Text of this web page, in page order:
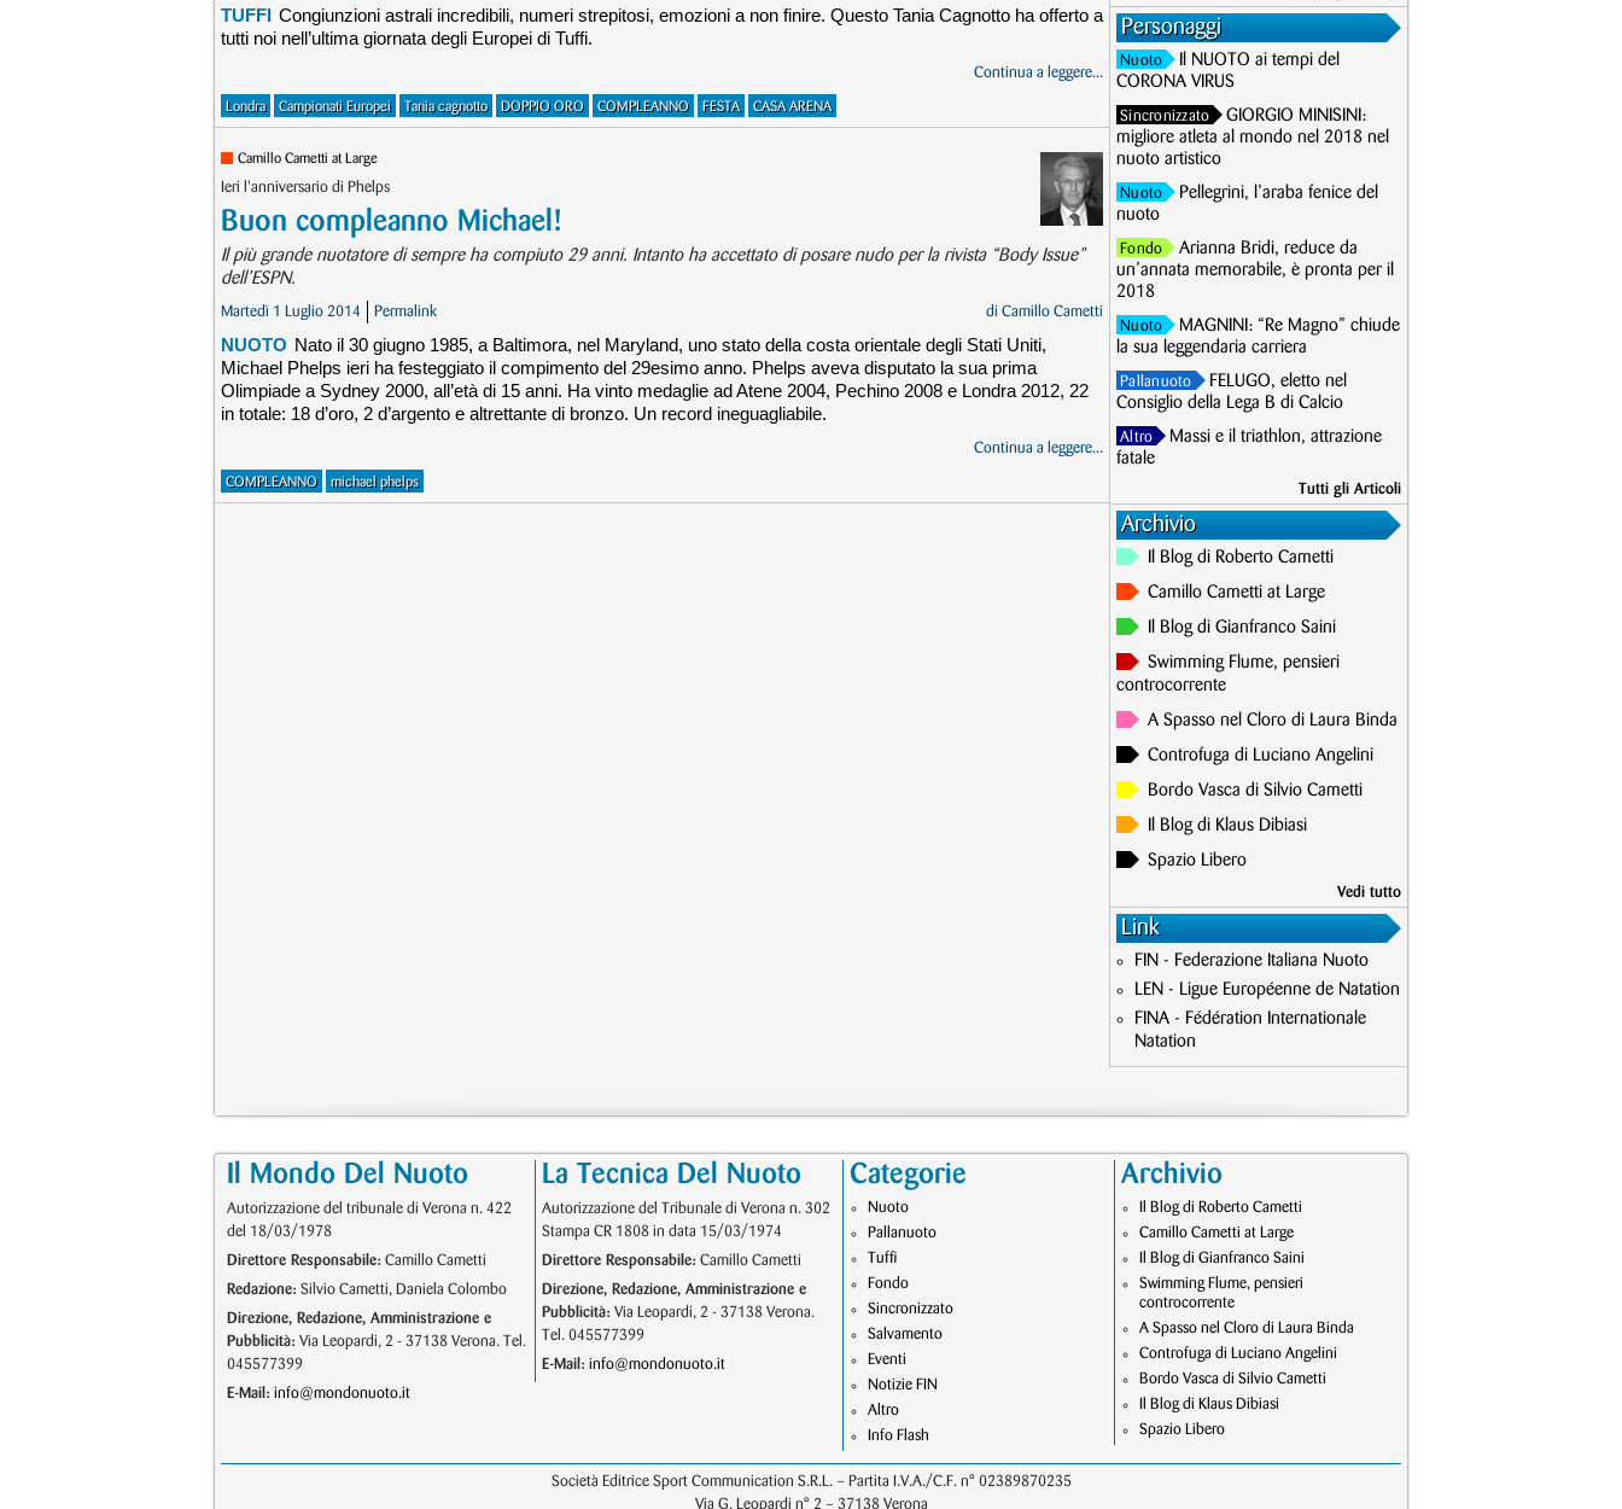
TUFFI Congiunzioni astrali incredibili, numeri strepitosi, emozioni a non finire. Questo Tania Cagnotto ha offerto a
tutti noi nell’ultima giornata degli Europei di Tuffi.
Continua a leggere...
Londra Campionati Europei Tania cagnotto DOPPIO ORO COMPLEANNO FESTA CASA ARENA
Camillo Cametti at Large
Ieri l'anniversario di Phelps
Buon compleanno Michael!
Il più grande nuotatore di sempre ha compiuto 29 anni. Intanto ha accettato di posare nudo per la rivista “Body Issue”
dell’ESPN.
Martedì 1 Luglio 2014 Permalink di Camillo Cametti
NUOTO Nato il 30 giugno 1985, a Baltimora, nel Maryland, uno stato della costa orientale degli Stati Uniti,
Michael Phelps ieri ha festeggiato il compimento del 29esimo anno. Phelps aveva disputato la sua prima
Olimpiade a Sydney 2000, all’età di 15 anni. Ha vinto medaglie ad Atene 2004, Pechino 2008 e Londra 2012, 22
in totale: 18 d’oro, 2 d’argento e altrettante di bronzo. Un record ineguagliabile.
Continua a leggere...
COMPLEANNO michael phelps
Personaggi
Nuoto
Il NUOTO ai tempi del
CORONA VIRUS
Sincronizzato
GIORGIO MINISINI:
migliore atleta al mondo nel 2018 nel
nuoto artistico
Nuoto
Pellegrini, l’araba fenice del
nuoto
Fondo
Arianna Bridi, reduce da
un’annata memorabile, è pronta per il
2018
Nuoto
MAGNINI: “Re Magno” chiude
la sua leggendaria carriera
Pallanuoto
FELUGO, eletto nel
Consiglio della Lega B di Calcio
Altro
Massi e il triathlon, attrazione
fatale
Tutti gli Articoli
Archivio
Il Blog di Roberto Cametti
Camillo Cametti at Large
Il Blog di Gianfranco Saini
Swimming Flume, pensieri
controcorrente
A Spasso nel Cloro di Laura Binda
Controfuga di Luciano Angelini
Bordo Vasca di Silvio Cametti
Il Blog di Klaus Dibiasi
Spazio Libero
Vedi tutto
Link
FIN - Federazione Italiana Nuoto
LEN - Ligue Européenne de Natation
FINA - Fédération Internationale
Natation
Il Mondo Del Nuoto
Autorizzazione del tribunale di Verona n. 422
del 18/03/1978
Direttore Responsabile: Camillo Cametti
Redazione: Silvio Cametti, Daniela Colombo
Direzione, Redazione, Amministrazione e
Pubblicità: Via Leopardi, 2 - 37138 Verona. Tel.
045577399
E-Mail: info@mondonuoto.it
La Tecnica Del Nuoto
Autorizzazione del Tribunale di Verona n. 302
Stampa CR 1808 in data 15/03/1974
Direttore Responsabile: Camillo Cametti
Direzione, Redazione, Amministrazione e
Pubblicità: Via Leopardi, 2 - 37138 Verona.
Tel. 045577399
E-Mail: info@mondonuoto.it
Categorie
Nuoto
Pallanuoto
Tuffi
Fondo
Sincronizzato
Salvamento
Eventi
Notizie FIN
Altro
Info Flash
Archivio
Il Blog di Roberto Cametti
Camillo Cametti at Large
Il Blog di Gianfranco Saini
Swimming Flume, pensieri
controcorrente
A Spasso nel Cloro di Laura Binda
Controfuga di Luciano Angelini
Bordo Vasca di Silvio Cametti
Il Blog di Klaus Dibiasi
Spazio Libero
Società Editrice Sport Communication S.R.L. – Partita I.V.A./C.F. n° 02389870235
Via G. Leopardi n° 2 – 37138 Verona